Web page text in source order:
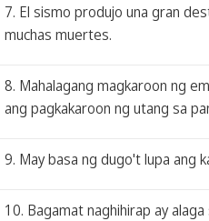
7. El sismo produjo una gran
muchas muertes.
8. Mahalagang magkaroon ng
ang pagkakaroon ng utang sa
9. May basa ng dugo't lupa ang
10. Bagamat naghihirap ay